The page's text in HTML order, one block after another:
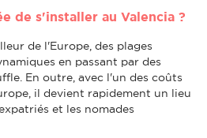
de s'installer au Valencia ?
de l'Europe, des plages
en passant par des
En outre, avec l'un des coûts
il devient rapidement un lieu
et les nomades